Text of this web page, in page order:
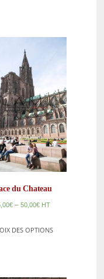
du Chateau
€– 50,00€ HT
DES OPTIONS